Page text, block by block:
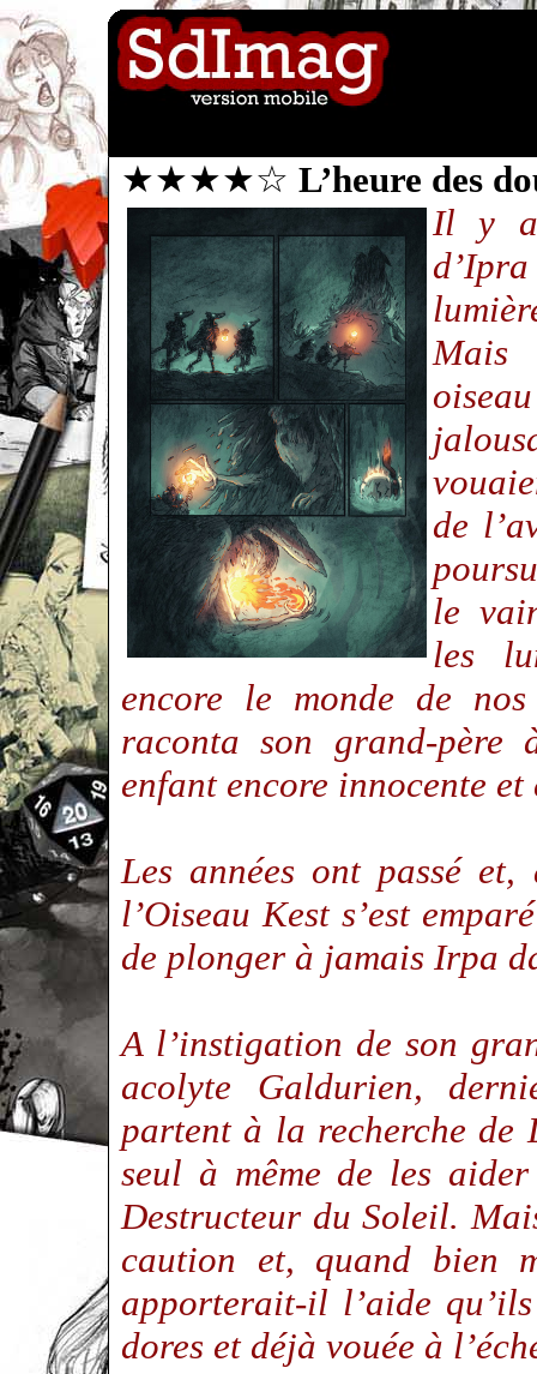
★★★★☆ L’heure des
Il y a
Mais
de
le
les
encore le monde de
raconta son grand-père
enfant encore innocente
Les années ont passé
l’Oiseau Kest s’est
de plonger à jamais Irpa
A l’instigation de son
acolyte Galdurien,
partent à la recherche de
seul à même de les
Destructeur du Soleil.
caution et, quand bien
apporterait-il l’aide
dores et déjà vouée à